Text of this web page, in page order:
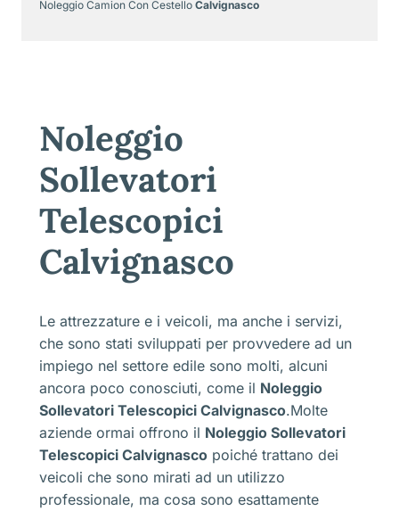
Noleggio Camion Con Cestello Calvignasco
Noleggio
Sollevatori
Telescopici
Calvignasco
Le attrezzature e i veicoli, ma anche i servizi,
che sono stati sviluppati per provvedere ad un
impiego nel settore edile sono molti, alcuni
ancora poco conosciuti, come il Noleggio
Sollevatori Telescopici Calvignasco.Molte
aziende ormai offrono il Noleggio Sollevatori
Telescopici Calvignasco poiché trattano dei
veicoli che sono mirati ad un utilizzo
professionale, ma cosa sono esattamente